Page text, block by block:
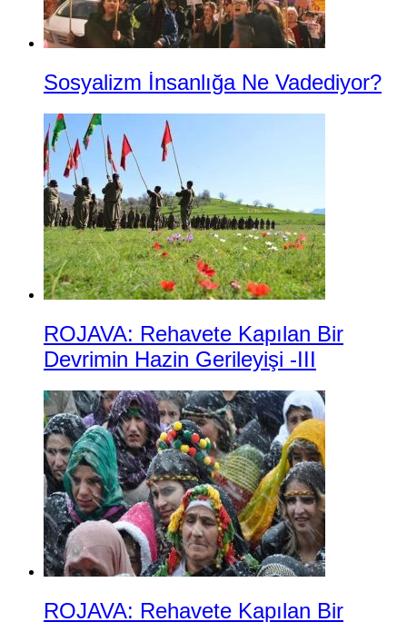
Sosyalizm İnsanlığa Ne Vadediyor?
ROJAVA: Rehavete Kapılan Bir
Devrimin Hazin Gerileyişi -III
ROJAVA: Rehavete Kapılan Bir